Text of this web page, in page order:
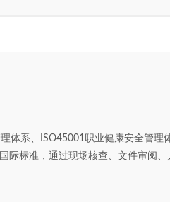
体系、ISO45001职业健康安全管理
际标准，通过现场核查、文件审阅、